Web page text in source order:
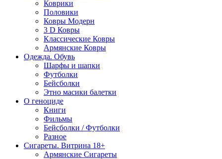
Коврики
Половики
Ковры Модерн
3 D Ковры
Классические Ковры
Армянские Ковры
Одежда. Обувь
Шарфы и шапки
Футболки
Бейсболки
Этно масики балетки
О геноциде
Книги
Фильмы
Бейсболки / Футболки
Разное
Сигареты. Витрина 18+
Армянские Сигареты